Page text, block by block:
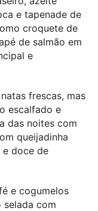
e tapenade de
croquete de
de salmão em
e
frescas, mas
escalfado e
das noites com
queijadinha
e doce de
e cogumelos
com